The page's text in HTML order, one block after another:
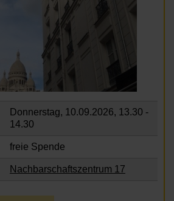
Donnerstag, 10.09.2026, 13.30 -
14.30
freie Spende
Nachbarschaftszentrum 17